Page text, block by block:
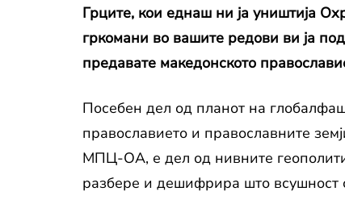
Грците, кои еднаш ни ја уништија
гркомани во вашите редови ви ја
предавате македонското
Посебен дел од планот на
православието и православните
МПЦ-ОА, е дел од нивните
разбере и дешифрира што всушност